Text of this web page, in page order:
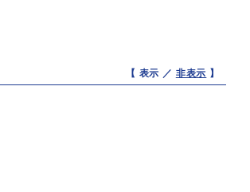
【 表示 ／ 非表示 】